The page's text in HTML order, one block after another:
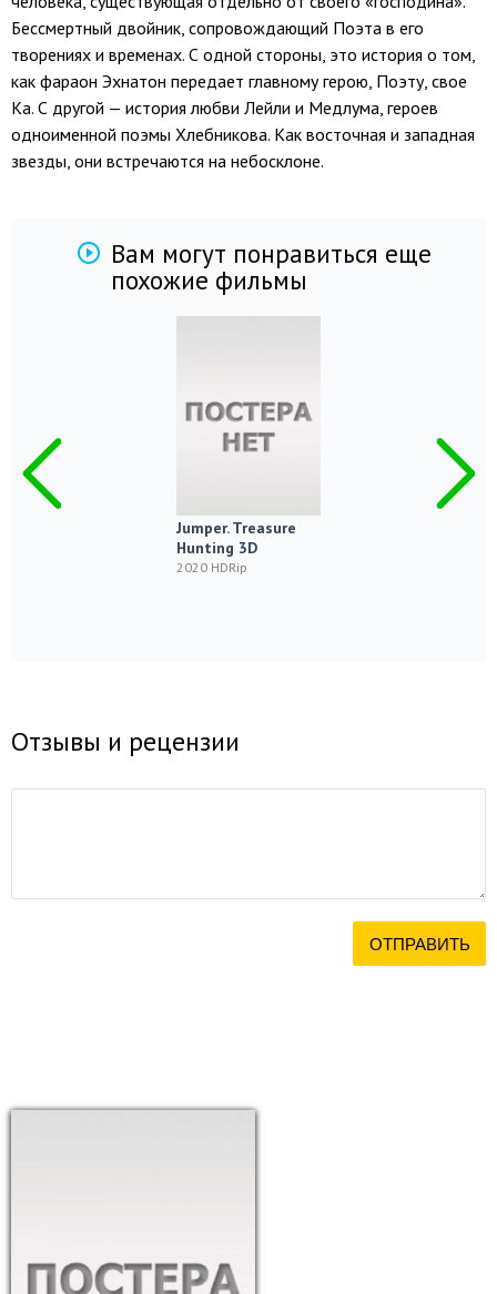
Бессмертный двойник, сопровождающий Поэта в его
творениях и временах. С одной стороны, это история о том,
как фараон Эхнатон передает главному герою, Поэту, свое
Ка. С другой — история любви Лейли и Медлума, героев
одноименной поэмы Хлебникова. Как восточная и западная
звезды, они встречаются на небосклоне.
Вам могут понравиться еще
похожие фильмы
Jumper. Treasure
Hunting 3D
2020 HDRip
Отзывы и рецензии